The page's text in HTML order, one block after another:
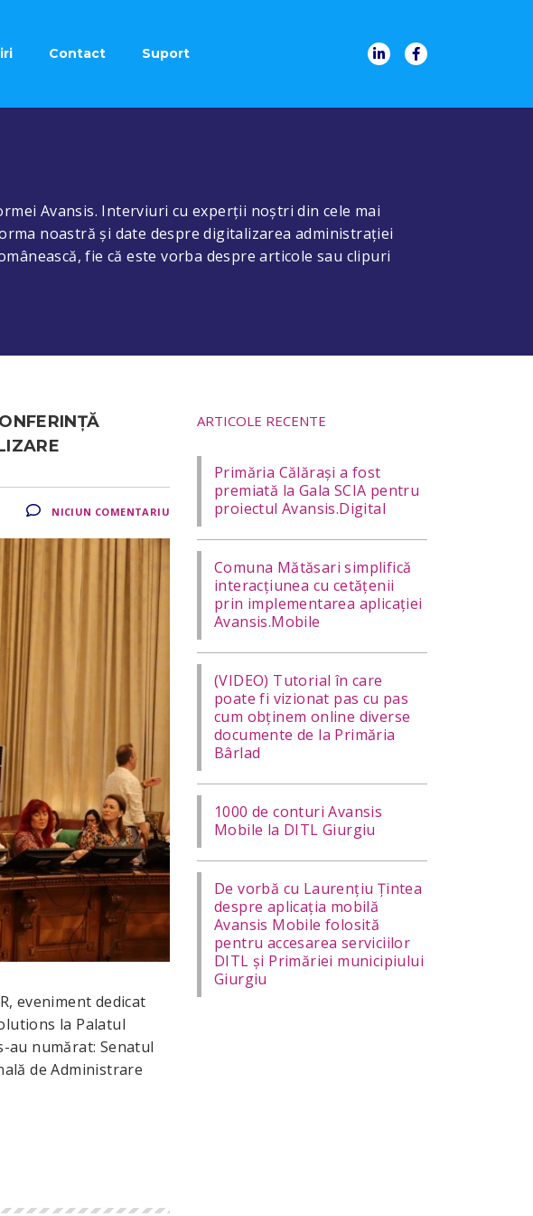
Contact Suport
Avansis. Interviuri cu experții noștri din cele mai
noastră și date despre digitalizarea administrației
fie că este vorba despre articole sau clipuri
NICIUN COMENTARIU
eveniment dedicat
la Palatul
au numărat: Senatul
de Administrare
ARTICOLE RECENTE
Primăria Călărași a fost
premiată la Gala SCIA pentru
proiectul Avansis.Digital
Comuna Mătăsari simplifică
interacțiunea cu cetățenii
prin implementarea aplicației
Avansis.Mobile
(VIDEO) Tutorial în care
poate fi vizionat pas cu pas
cum obținem online diverse
documente de la Primăria
Bârlad
1000 de conturi Avansis
Mobile la DITL Giurgiu
De vorbă cu Laurențiu Țintea
despre aplicația mobilă
Avansis Mobile folosită
pentru accesarea serviciilor
DITL și Primăriei municipiului
Giurgiu